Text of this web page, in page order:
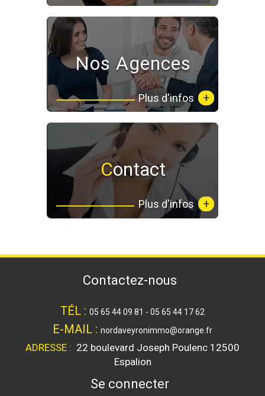
Nos Agences
Plus d'infos +
Contact
Plus d'infos +
contactez-nous
TÉL : 05 65 44 09 81 - 05 65 44 17 62
E-MAIL : nordaveyronimmo@orange.fr
ADRESSE : 22 boulevard Joseph Poulenc 12500
Espalion
se connecter